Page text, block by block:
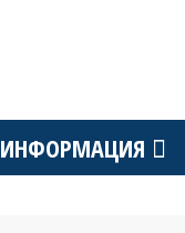
ИНФОРМАЦИЯ